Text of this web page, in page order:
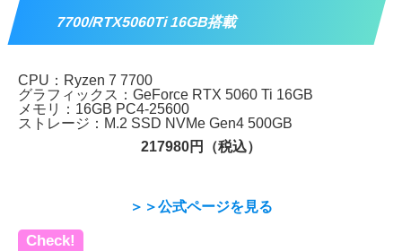
7700/RTX5060Ti 16GB搭載
CPU：Ryzen 7 7700
グラフィックス：GeForce RTX 5060 Ti 16GB
メモリ：16GB PC4-25600
ストレージ：M.2 SSD NVMe Gen4 500GB
217980円（税込）
＞＞公式ページを見る
Check!